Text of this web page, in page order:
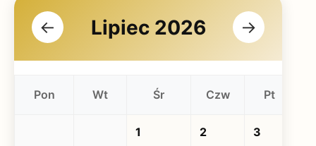
Polityka prywatności
← Lipiec 2026 →
Pon Wt Śr Czw Pt
1 2 3